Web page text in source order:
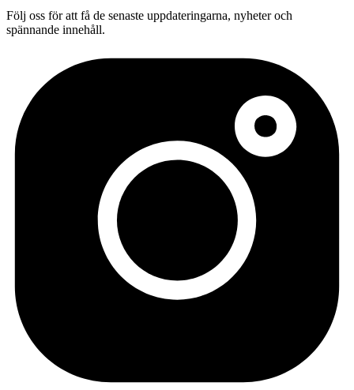
Följ oss för att få de senaste uppdateringarna, nyheter och
spännande innehåll.